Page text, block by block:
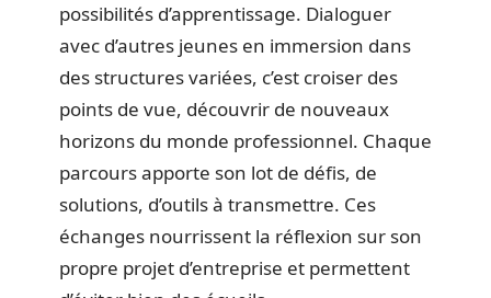
possibilités d’apprentissage. Dialoguer
avec d’autres jeunes en immersion dans
des structures variées, c’est croiser des
points de vue, découvrir de nouveaux
horizons du monde professionnel. Chaque
parcours apporte son lot de défis, de
solutions, d’outils à transmettre. Ces
échanges nourrissent la réflexion sur son
propre projet d’entreprise et permettent